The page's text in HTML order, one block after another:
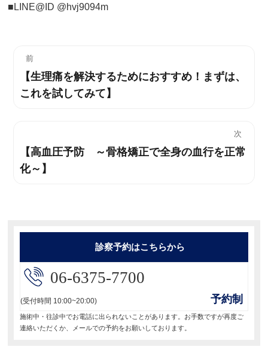
■LINE@ID @hvj9094m
前
過
去
稿:
【生理痛を解決するためにおすすめ！まずは、
これを試してみて】
次
次
の
【高血圧予防 ～骨格矯正で全身の血行を正常
化～】
診察予約はこちらから
06-6375-7700
(受付時間 10:00~20:00) 予約制
施術中・往診中でお電話に出られないことがあります。お手数ですが再度ご
連絡いただくか、メールでの予約をお願いしております。